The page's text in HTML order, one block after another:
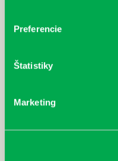
Preferencie
Štatistiky
Marketing
cyklistu modernej doby: